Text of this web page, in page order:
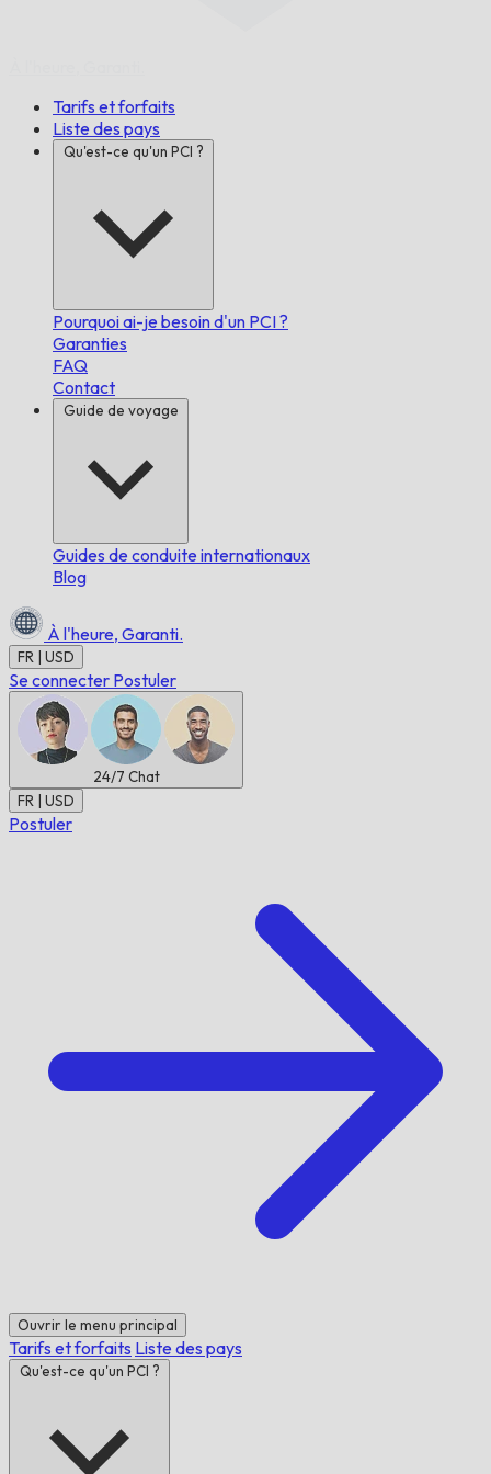
Tarifs et forfaits
Liste des pays
Qu'est-ce qu'un PCI ?
Pourquoi ai-je besoin d'un PCI ?
Garanties
FAQ
Contact
Guide de voyage
Guides de conduite internationaux
Blog
À l'heure, Garanti.
FR | USD
Se connecter Postuler
24/7 Chat
FR | USD
Postuler
Ouvrir le menu principal
Tarifs et forfaits Liste des pays
Qu'est-ce qu'un PCI ?